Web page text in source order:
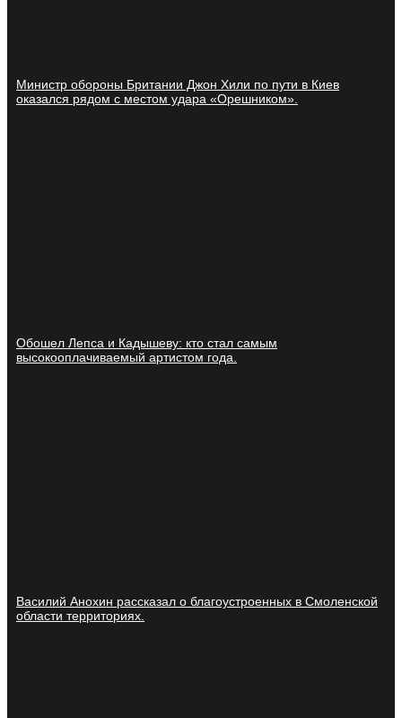
Министр обороны Британии Джон Хили по пути в Киев
оказался рядом с местом удара «Орешником».
Обошел Лепса и Кадышеву: кто стал самым
высокооплачиваемый артистом года.
Василий Анохин рассказал о благоустроенных в Смоленской
области территориях.